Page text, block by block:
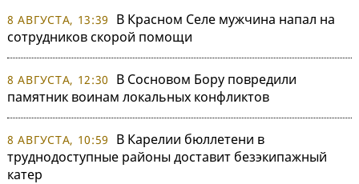
8 АВГУСТА, 13:39
В Красном Селе мужчина напал на
сотрудников скорой помощи
8 АВГУСТА, 12:30
В Сосновом Бору повредили
памятник воинам локальных конфликтов
8 АВГУСТА, 10:59
В Карелии бюллетени в
труднодоступные районы доставит безэкипажный
катер